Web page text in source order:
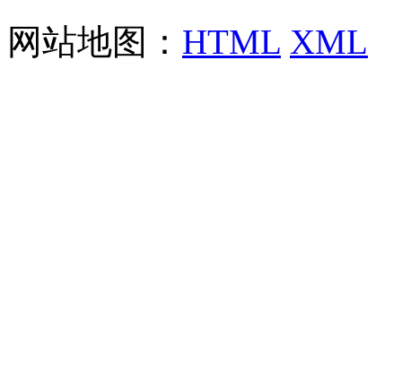
网站地图： HTML XML